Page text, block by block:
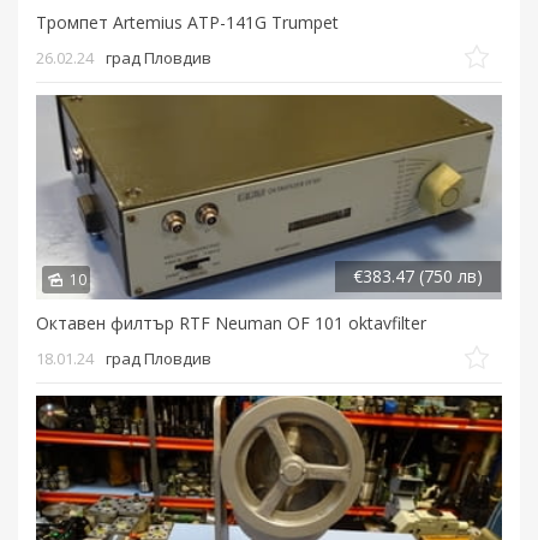
Тромпет Artemius ATP-141G Trumpet
26.02.24 град Пловдив
10
Октавен филтър RTF Neuman OF 101 oktavfilter
€383.47 (750 лв)
18.01.24 град Пловдив